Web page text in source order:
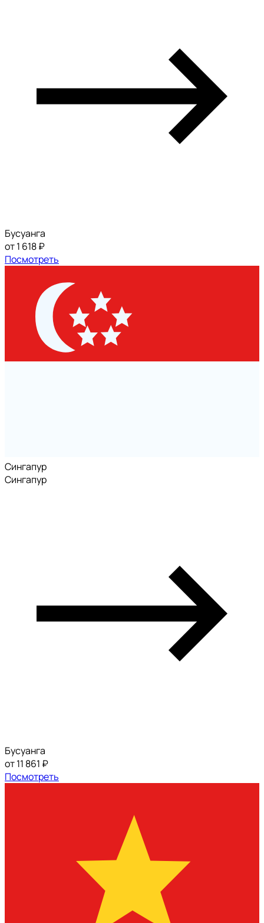
Бусуанга
от 1 618 ₽
Посмотреть
Сингапур
Сингапур
Бусуанга
от 11 861 ₽
Посмотреть